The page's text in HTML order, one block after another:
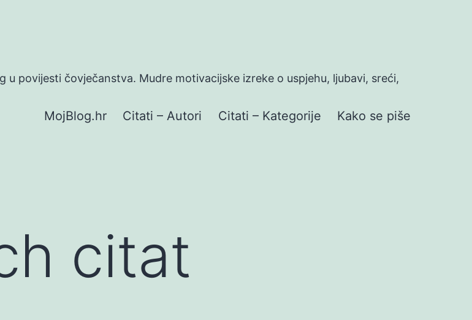
povijesti čovječanstva. Mudre motivacijske izreke o uspjehu, ljubavi, sreći,
MojBlog.hr Citati – Autori Citati – Kategorije Kako se piše
citat